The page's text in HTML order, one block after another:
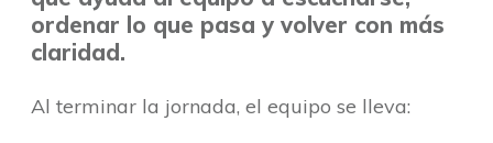
ordenar lo que pasa y volver con más
claridad.
Al terminar la jornada, el equipo se lleva: